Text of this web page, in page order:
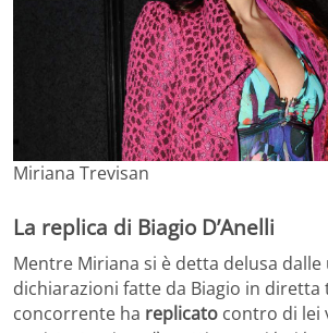
Miriana Trevisan
La replica di Biagio D’Anelli
Mentre Miriana si è detta delusa
dichiarazioni fatte da Biagio in diretta
concorrente ha replicato contro di lei